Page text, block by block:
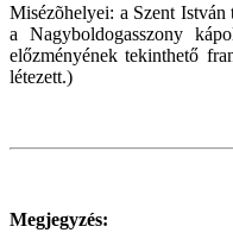
Misézõhelyei: a Szent
a Nagyboldogasszony
előzményének tekinthető
létezett.)
Megjegyzés: